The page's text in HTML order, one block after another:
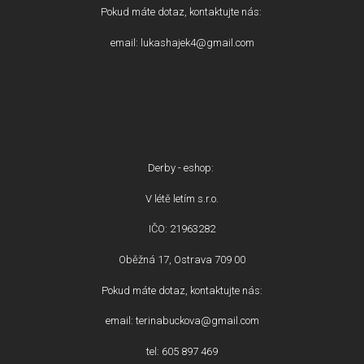
Pokud máte dotaz, kontaktujte nás:
email: lukashajek4@gmail.com
Derby - eshop:
V létě letím s.r.o.
IČO: 21963282
Oběžná 17, Ostrava 709 00
Pokud máte dotaz, kontaktujte nás:
email: terinabuckova@gmail.com
tel: 605 897 469